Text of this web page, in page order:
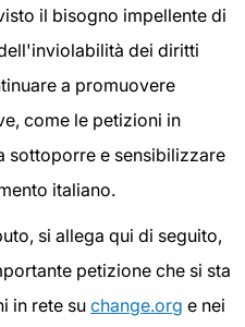
il bisogno impellente di
dei diritti
a promuovere
come le petizioni in
sottoporre e sensibilizzare
italiano.
si allega qui di seguito,
petizione che si sta
in rete su change.org e nei